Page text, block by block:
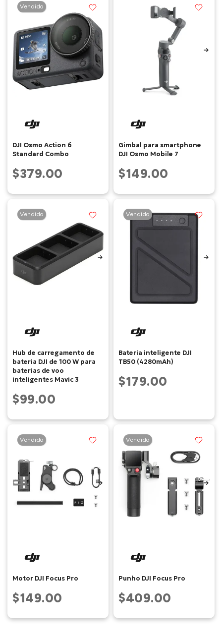
Vendido
DJI Osmo Action 6
Standard Combo
$379.00
Gimbal para smartphone
DJI Osmo Mobile 7
$149.00
Vendido
Hub de carregamento de
bateria DJI de 100 W para
baterias de voo
inteligentes Mavic 3
$99.00
Vendido
Bateria inteligente DJI
TB50 (4280mAh)
$179.00
Vendido
Motor DJI Focus Pro
$149.00
Vendido
Punho DJI Focus Pro
$409.00